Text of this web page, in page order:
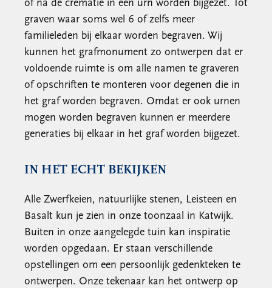
of na de crematie in een urn worden bijgezet. Tot
graven waar soms wel 6 of zelfs meer
familieleden bij elkaar worden begraven. Wij
kunnen het grafmonument zo ontwerpen dat er
voldoende ruimte is om alle namen te graveren
of opschriften te monteren voor degenen die in
het graf worden begraven. Omdat er ook urnen
mogen worden begraven kunnen er meerdere
generaties bij elkaar in het graf worden bijgezet.
IN HET ECHT BEKIJKEN
Alle Zwerfkeien, natuurlijke stenen, Leisteen en
Basalt kun je zien in onze toonzaal in Katwijk.
Buiten in onze aangelegde tuin kan inspiratie
worden opgedaan. Er staan verschillende
opstellingen om een persoonlijk gedenkteken te
ontwerpen. Onze tekenaar kan het ontwerp op